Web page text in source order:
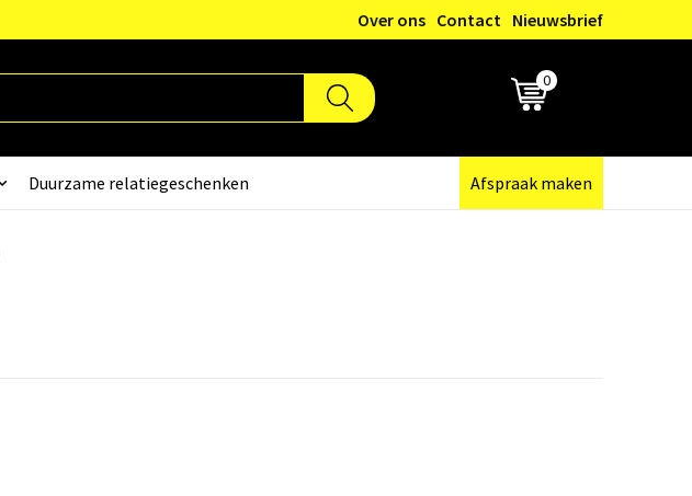
Over ons Contact Nieuwsbrief
0
Duurzame relatiegeschenken Afspraak maken